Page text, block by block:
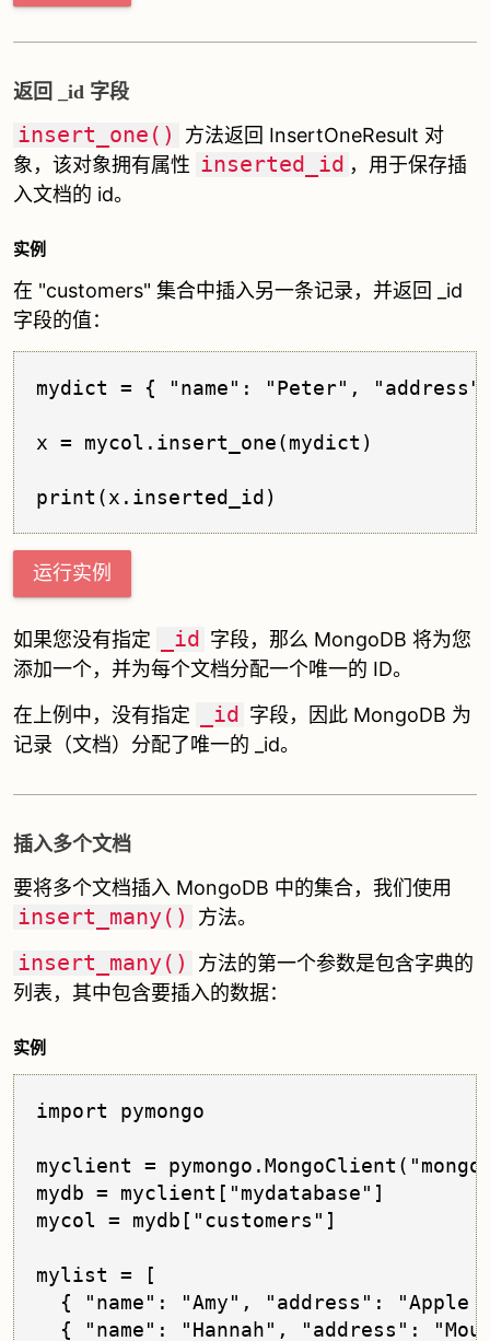
返回 _id 字段
insert_one()
方法返回 InsertOneResult 对
象，该对象拥有属性 inserted_id ，用于保存插
入文档的 id。
实例
在 "customers" 集合中插入另一条记录，并返回 _id
字段的值：
mydict = { "name": "Peter",
x = mycol.insert_one(mydict)
运行实例
如果您没有指定 _id
字段，那么 MongoDB 将为您
添加一个，并为每个文档分配一个唯一的 ID。
在上例中，没有指定
_id
字段，因此 MongoDB 为
记录（文档）分配了唯一的 _id。
插入多个文档
要将多个文档插入 MongoDB 中的集合，我们使用
insert_many() 方法。
insert_many()
方法的第一个参数是包含字典的
列表，其中包含要插入的数据：
实例
import pymongo
myclient =
mydb = myclient["mydatabase"]
mycol = mydb["customers"]
mylist = [
{ "name": "Amy", "address": "Apple
{ "name": "Hannah", "address":